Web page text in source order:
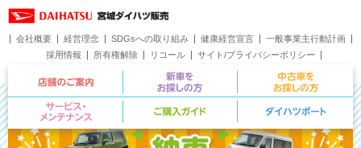
会社概要 経営理念 SDGsへの取り組み 健康経営宣言
一般事業主行動計画
採用情報
所有権解除 リコール
サイト/プライバシーポリシー
お問い合わせ
店舗のご案内 新車をお探しの方
サービス・メンテナンス ご購入ガイド